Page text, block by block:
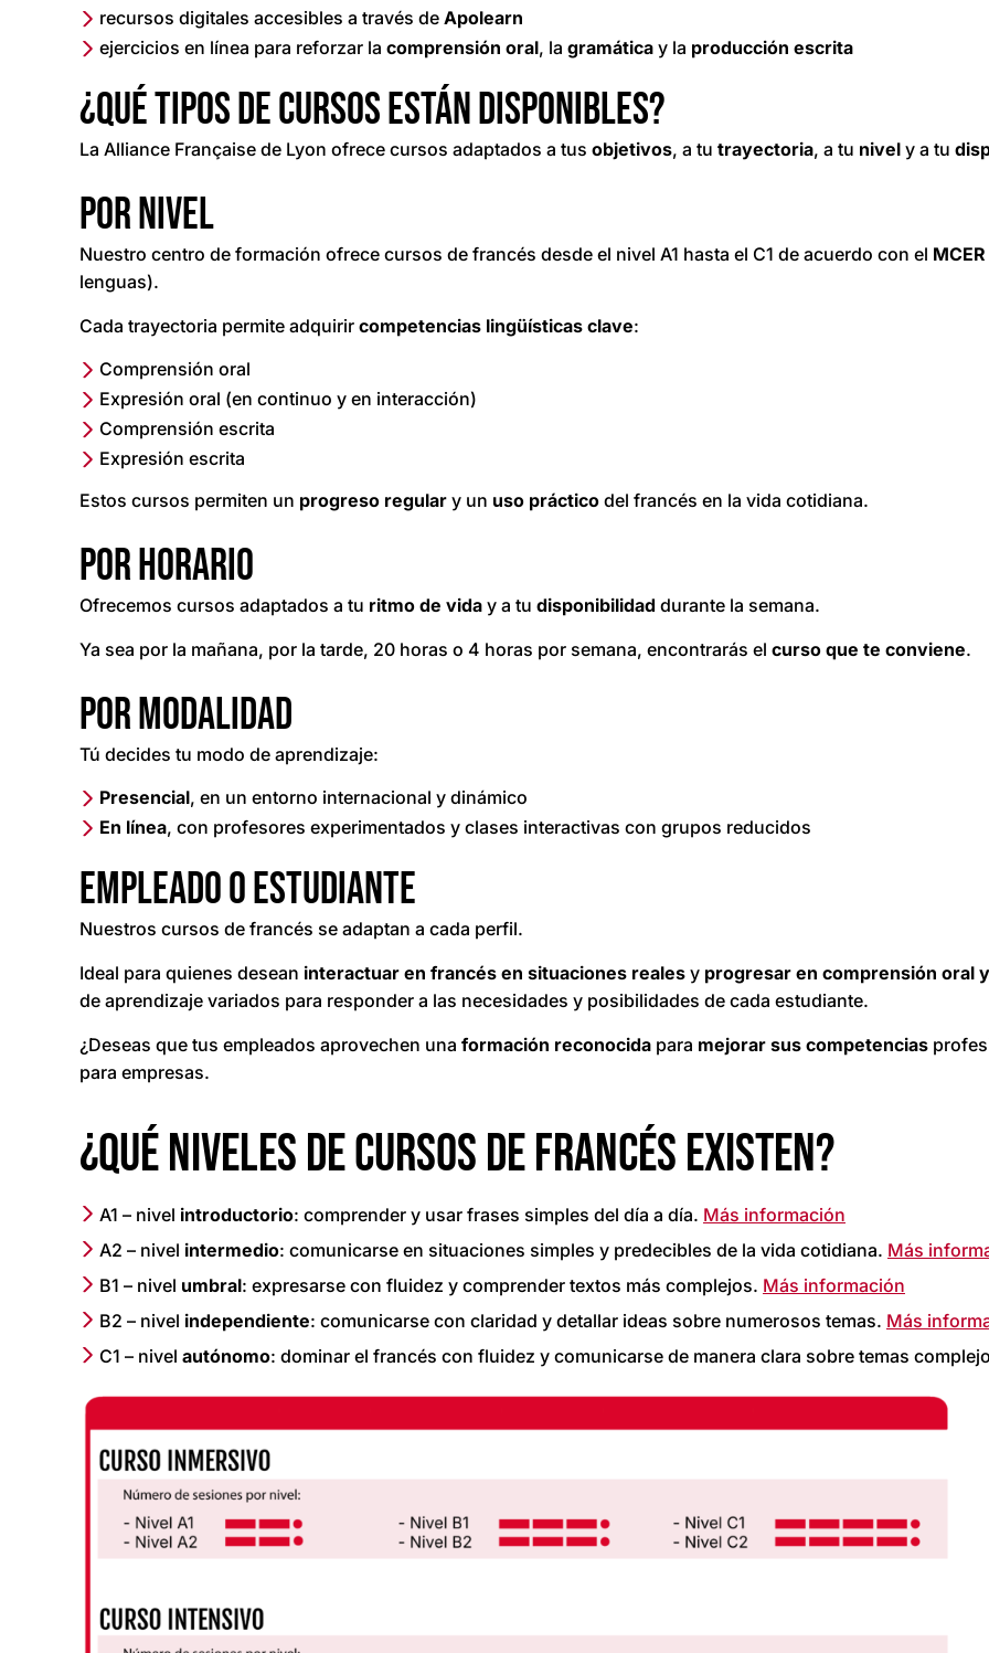
recursos digitales accesibles a través de Apolearn
ejercicios en línea para reforzar la comprensión oral, la gramática y la producción escrita
¿Qué tipos de cursos están disponibles?
La Alliance Française de Lyon ofrece cursos adaptados a tus objetivos, a tu trayectoria, a tu nivel y a tu
Por nivel
Nuestro centro de formación ofrece cursos de francés desde el nivel A1 hasta el C1 de acuerdo con el MCER
lenguas).
Cada trayectoria permite adquirir competencias lingüísticas clave:
Comprensión oral
Expresión oral (en continuo y en interacción)
Comprensión escrita
Expresión escrita
Estos cursos permiten un progreso regular y un uso práctico del francés en la vida cotidiana.
Por horario
Ofrecemos cursos adaptados a tu ritmo de vida y a tu disponibilidad durante la semana.
Ya sea por la mañana, por la tarde, 20 horas o 4 horas por semana, encontrarás el curso que te conviene.
Por modalidad
Tú decides tu modo de aprendizaje:
Presencial, en un entorno internacional y dinámico
En línea, con profesores experimentados y clases interactivas con grupos reducidos
Empleado o estudiante
Nuestros cursos de francés se adaptan a cada perfil.
Ideal para quienes desean interactuar en francés en situaciones reales y progresar en comprensión oral
de aprendizaje variados para responder a las necesidades y posibilidades de cada estudiante.
¿Deseas que tus empleados aprovechen una formación reconocida para mejorar sus competencias
para empresas.
¿Qué niveles de cursos de francés existen?
A1 – nivel introductorio: comprender y usar frases simples del día a día. Más información
A2 – nivel intermedio: comunicarse en situaciones simples y predecibles de la vida cotidiana. Más
B1 – nivel umbral: expresarse con fluidez y comprender textos más complejos. Más información
B2 – nivel independiente: comunicarse con claridad y detallar ideas sobre numerosos temas. Más
C1 – nivel autónomo: dominar el francés con fluidez y comunicarse de manera clara sobre temas